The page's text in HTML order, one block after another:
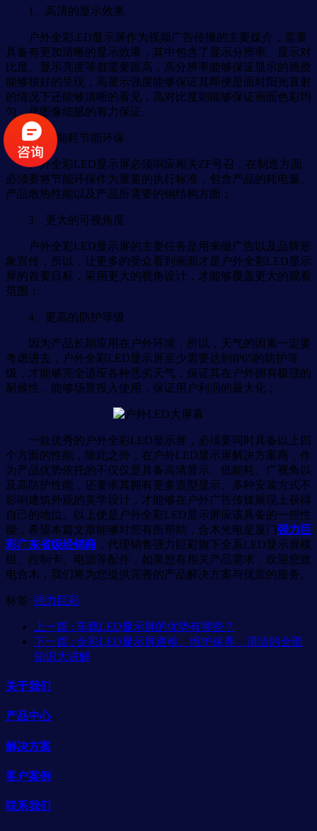
1、高清的显示效果
户外全彩;ED显示屏作为视频广告传播的主要媒介，需要
具备有更加清晰的显示效果，其中包含了显示分辨率、显示对
比度、显示亮度等都需要跟高，高分辨率能够保证显示的画质
能够很好的呈现，高显示强度能够保证其即便是面对阳光直射
的情况下还能够清晰的看见，高对比度则能够保证画面色彩均
匀，是图像细腻的有力保证。
2、低能耗节能环保
户外全彩LED显示屏必须响应相关ZF号召，在制造方面
必须要将节能环保作为重要的执行标准，包含产品的耗电量、
产品散热性能以及产品所需要的钢结构方面；
3、更大的可视角度
户外全彩LED显示屏的主要任务是用来做广告以及品牌形
象宣传，所以，让更多的受众看到画面才是户外全彩LED显示
屏的首要目标，采用更大的视角设计，才能够覆盖更大的观看
范围；
4、更高的防护等级
因为产品长期应用在户外环境，所以，天气的因素一定要
考虑进去，户外全彩LED显示屏至少需要达到IP65的防护等
级，才能够完全适应各种恶劣天气，保证其在户外拥有极强的
耐候性，能够场景投入使用，保证用户利润的最大化；
一款优秀的户外全彩LED显示屏，必须要同时具备以上四
个方面的性能，除此之外，在户外LED显示屏解决方案商，作
为产品优势依托的不仅仅是具备高清显示、低能耗、广视角以
及高防护性能，还要求其拥有更多造型显示、多种安装方式不
影响建筑外观的美学设计，才能够在户外广告传媒展现上获得
自己的地位。以上便是户外全彩LED显示屏应该具备的一些性
能，希望本篇文章能够对您有所帮助，合木光电是厦门强力巨
彩广东省级经销商 ，代理销售强力巨彩旗下全系LED显示屏模
组、控制卡、电源等配件，如果您有相关产品需求，欢迎您致
电合木，我们将为您提供完善的产品解决方案与优质的服务。
标签: 强力巨彩
上一篇 : 车载LED显示屏的优势有哪些？
下一篇 : 全彩LED显示屏巡检、维护保养、清洁的全部
知识大讲解
关于我们
产品中心
解决方案
客户案例
联系我们